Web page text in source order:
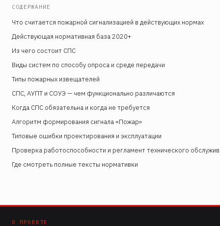
СОДЕРЖАНИЕ
Что считается пожарной сигнализацией в действующих нормах
Действующая нормативная база 2020+
Из чего состоит СПС
Виды систем по способу опроса и среде передачи
Типы пожарных извещателей
СПС, АУПТ и СОУЭ — чем функционально различаются
Когда СПС обязательна и когда не требуется
Алгоритм формирования сигнала «Пожар»
Типовые ошибки проектирования и эксплуатации
Проверка работоспособности и регламент технического
Где смотреть полные тексты нормативки
О ПРОЕКТЕ